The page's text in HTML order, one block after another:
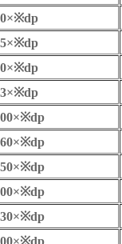
×※dp
×※dp
×※dp
×※dp
×※dp
×※dp
×※dp
×※dp
×※dp
×※dp